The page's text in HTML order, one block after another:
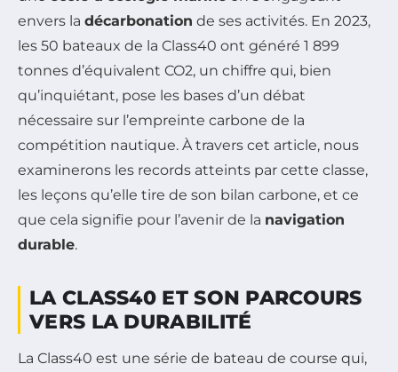
envers la décarbonation de ses activités. En 2023,
les 50 bateaux de la Class40 ont généré 1 899
tonnes d’équivalent CO2, un chiffre qui, bien
qu’inquiétant, pose les bases d’un débat
nécessaire sur l’empreinte carbone de la
compétition nautique. À travers cet article, nous
examinerons les records atteints par cette classe,
les leçons qu’elle tire de son bilan carbone, et ce
que cela signifie pour l’avenir de la navigation
durable.
LA CLASS40 ET SON PARCOURS
VERS LA DURABILITÉ
La Class40 est une série de bateau de course qui,